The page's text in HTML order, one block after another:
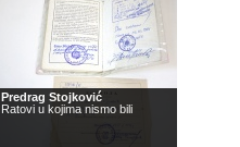
Predrag Stojković
Ratovi u kojima nismo bili